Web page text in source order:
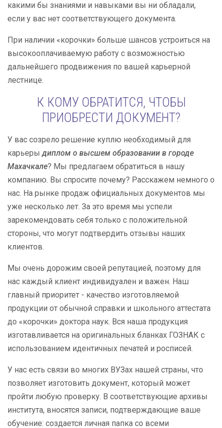
какими бы знаниями и навыками вы ни обладали,
если у вас нет соответствующего документа.
При наличии «корочки» больше шансов устроиться на
высокооплачиваемую работу с возможностью
дальнейшего продвижения по вашей карьерной
лестнице.
К КОМУ ОБРАТИТСЯ, ЧТОБЫ
ПРИОБРЕСТИ ДОКУМЕНТ?
У вас созрело решение куплю необходимый для
карьерыдиплом о высшем образовании в городе
Махачкале? Мы предлагаем обратиться в нашу
компанию. Вы спросите почему? Расскажем немного о
нас. На рынке продаж официальных документов мы
уже несколько лет. За это время мы успели
зарекомендовать себя только с положительной
стороны, что могут подтвердить отзывы наших
клиентов.
Мы очень дорожим своей репутацией, поэтому для
нас каждый клиент индивидуален и важен. Наш
главный приоритет - качество изготовляемой
продукции от обычной справки и школьного аттестата
до «корочки» доктора наук. Вся наша продукция
изготавливается на оригинальных бланках ГОЗНАК с
использованием идентичных печатей и росписей.
У нас есть связи во многих ВУЗах нашей страны, что
позволяет изготовить документ, который может
пройти любую проверку. В соответствующие архивы
института, вносятся записи, подтверждающие ваше
обучение: создается личная папка со всеми